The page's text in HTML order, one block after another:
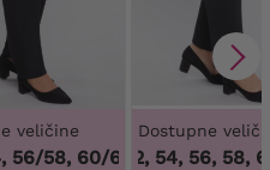
46, 48, 50, 52, 54, 56, 58,
veličine
58, 60/62, 48/50, 52/54,
Dostupne
50, 52, 54, 56, 58,